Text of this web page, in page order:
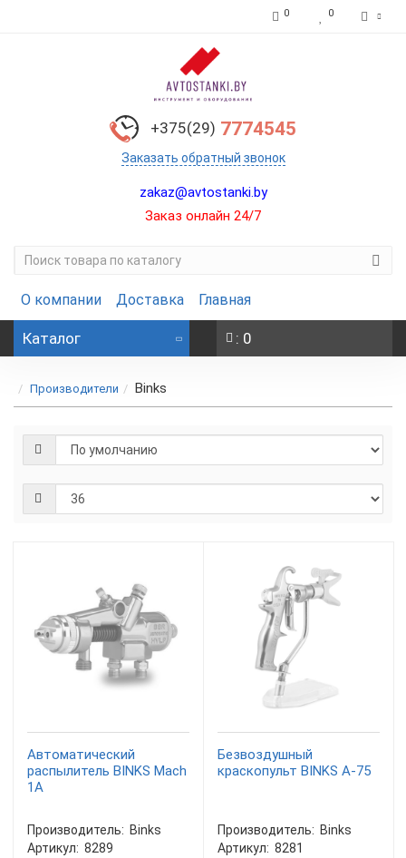
0 0
+375(29) 7774545
Заказать обратный звонок
zakaz@avtostanki.by
Заказ онлайн 24/7
О компании Доставка Главная
Каталог : 0
Производители Binks
Автоматический
распылитель BINKS Mach
1A
Производитель: Binks
Артикул: 8289
Безвоздушный
краскопульт BINKS A-75
Производитель: Binks
Артикул: 8281